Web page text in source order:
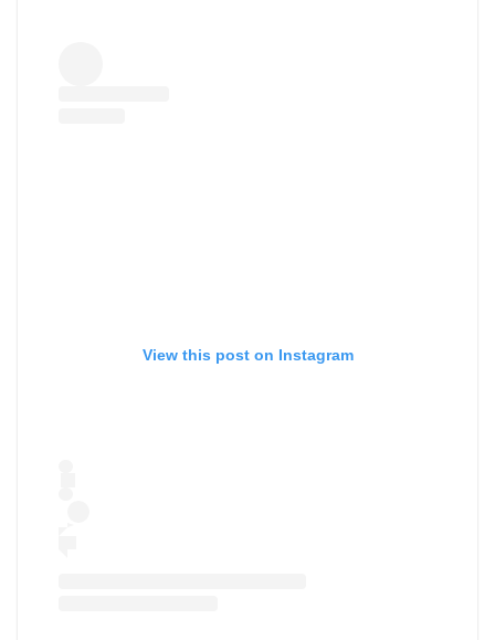
View this post on Instagram